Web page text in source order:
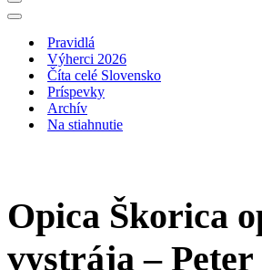
Menu
navigácie
Menu
navigáciePravidlá
Výherci 2026
Číta celé Slovensko
Príspevky
Archív
Na stiahnutie
Opica Škorica
vystrája –